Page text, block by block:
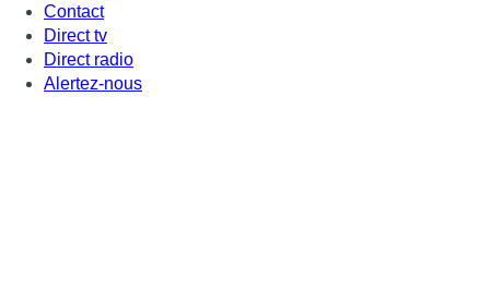
Contact
Direct tv
Direct radio
Alertez-nous